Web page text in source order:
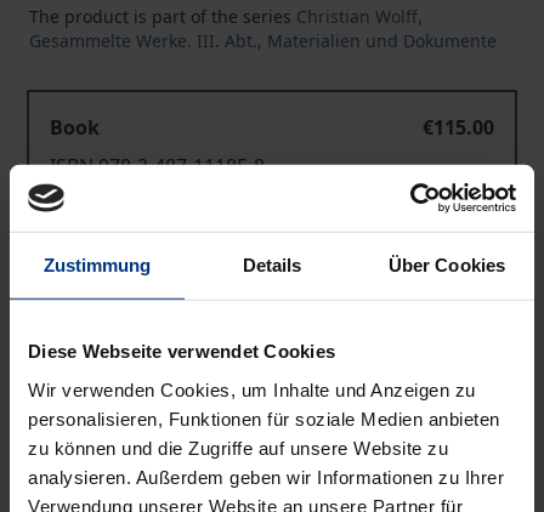
Zustimmung Details Über Cookies
Diese Webseite verwendet Cookies
Wir verwenden Cookies, um Inhalte und Anzeigen zu
personalisieren, Funktionen für soziale Medien anbieten
zu können und die Zugriffe auf unsere Website zu
analysieren. Außerdem geben wir Informationen zu Ihrer
Verwendung unserer Website an unsere Partner für
The product is part of the series Christian Wolff,
Gesammelte Werke. III. Abt., Materialien und Dokumente
Book
€115.00
ISBN 978-3-487-11185-8
Available
Add to Cart
Add to Wish List
Delivery cost notice